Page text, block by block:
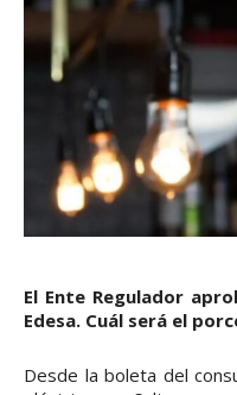
El Ente Regulador
Edesa. Cuál será el
Desde la boleta del